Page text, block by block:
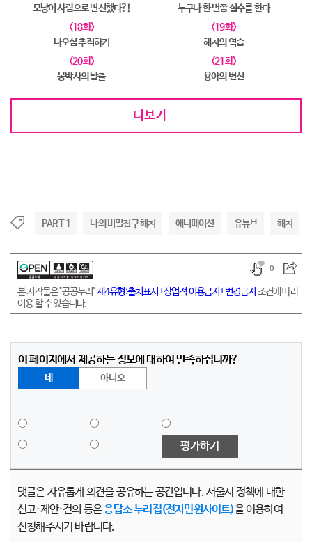
모냥이 사람으로 변신했다?!
누구나 한 번쯤 실수를 한다
<18화>
나오심 추적하기
<19화>
해치의 역습
<20화>
몽박사의 탈출
<21화>
용아의 변신
더보기
PART 1 나의 비밀친구 해치 애니메이션 유튜브 해치
본 저작물은 "공공누리"제4유형:출처표시+상업적 이용금지+변경금지 조건에 따라
이용 할 수 있습니다.
0
이 페이지에서 제공하는 정보에 대하여 만족하십니까?
네 아니오
평가하기
댓글은 자유롭게 의견을 공유하는 공간입니다. 서울시 정책에 대한
신고·제안·건의 등은응답소 누리집(전자민원사이트)을 이용하여
신청해주시기 바랍니다.